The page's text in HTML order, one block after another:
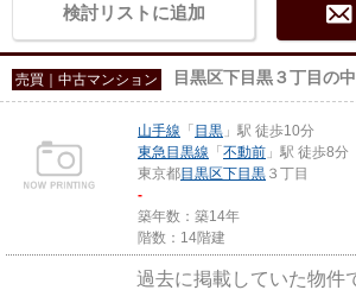
検討リストに追加
売買｜中古マンション 目黒区下目黒３丁目の
山手線 「目黒 」駅 徒歩10分
東急目黒線 「不動前 」駅 徒歩8分
東京都目黒区下目黒 ３丁目
-
築年数：築14年
階数：14階建
過去に掲載していた物件